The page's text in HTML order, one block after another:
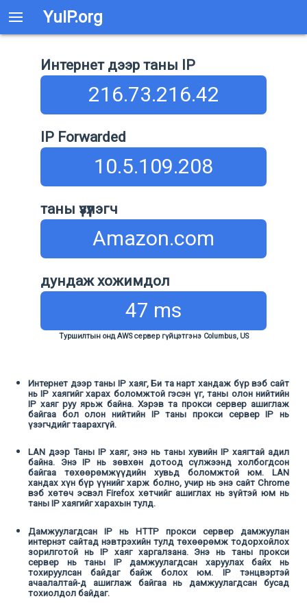
YuIP.org
Интернет дээр таны IP
216.73.216.42
IP Forwarded
10.5.109.208
таны үзүүлэгч
Amazon.com
дундаж хожимдол
47 ms
Туршилтын онд AWS сервер гүйцэтгэнэ Columbus, US
Интернет дээр таны IP хаяг, Би та нарт хандаж бүр вэб сайт
нь IP хаягийг харах боломжтой гэсэн үг, таны олон нийтийн
IP хаяг руу ярьж байна. Хэрэв та прокси сервер ашиглаж
байгаа бол олон нийтийн IP таны прокси сервер IP нь
үзэгчдийг таарахгүй.
LAN дээр Таны IP хаяг, энэ нь таны хувийн IP хаягтай адил
байна. Энэ IP нь зөвхөн дотоод сүлжээнд холбогдсон
байгаа төхөөрөмжүүдийн хувьд боломжтой юм. LAN
хандах хүн бүр үүнийг харж болно, учир нь энэ сайт Chrome
вэб хөтөч эсвэл Firefox хөтчийг ашиглах нь зүйтэй юм нь
таны IP хаягийг харахын тулд.
Дамжуулагдсан IP нь HTTP прокси сервер дамжуулан
интернэт сайтад нэвтрэхийн тулд төхөөрөмж тодорхойлох
зорилготой нь IP хаяг харгалзана. Энэ нь таны прокси
сервер нь таны IP дамжуулагдсан харуулах байх нь
тохируулсан байдаг байж болох юм. IP тэнцвэртэй
ачаалалтай-д ашиглаж байгаа нь дамжуулагдсан бусад
тохиолдол байдаг.